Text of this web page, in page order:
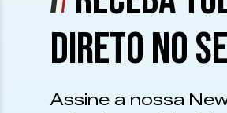
DIRETO NO
Assine a nossa